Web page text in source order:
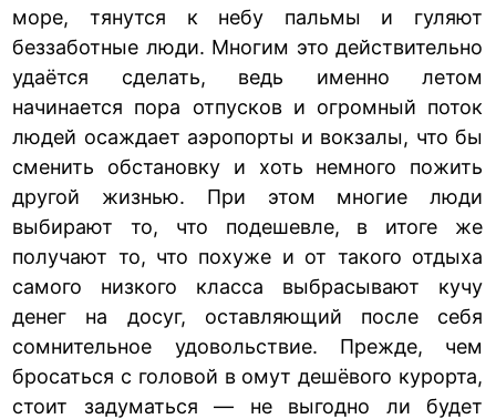
море, тянутся к небу пальмы и гуляют
беззаботные люди. Многим это действительно
удаётся сделать, ведь именно летом
начинается пора отпусков и огромный поток
людей осаждает аэропорты и вокзалы, что бы
сменить обстановку и хоть немного пожить
другой жизнью. При этом многие люди
выбирают то, что подешевле, в итоге же
получают то, что похуже и от такого отдыха
самого низкого класса выбрасывают кучу
денег на досуг, оставляющий после себя
сомнительное удовольствие. Прежде, чем
бросаться с головой в омут дешёвого курорта,
стоит задуматься — не выгодно ли будет